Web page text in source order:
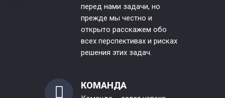
перед нами задачи, но
прежде мы честно и
открыто расскажем обо
всех перспективах и рисках
решения этих задач.
КОМАНДА